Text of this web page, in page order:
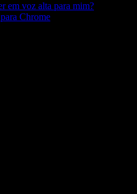
em voz alta para mim?
Chrome